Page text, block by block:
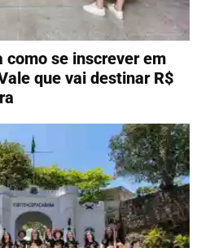
como se inscrever em
que vai destinar R$